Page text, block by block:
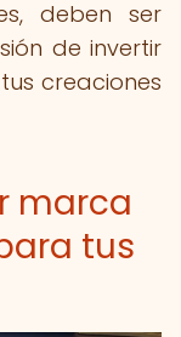
deben ser
de invertir
creaciones
marca
tus